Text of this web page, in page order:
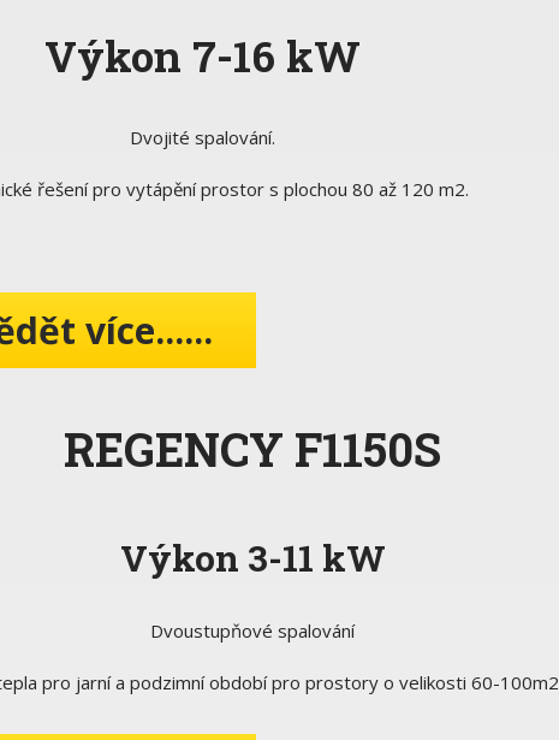
Výkon 7-16 kW
Dvojité spalování.
řešení pro vytápění prostor s plochou 80 až 120 m2.
více......
REGENCY F1150S
Výkon 3-11 kW
Dvoustupňové spalování
pro jarní a podzimní období pro prostory o velikosti 60-100m2